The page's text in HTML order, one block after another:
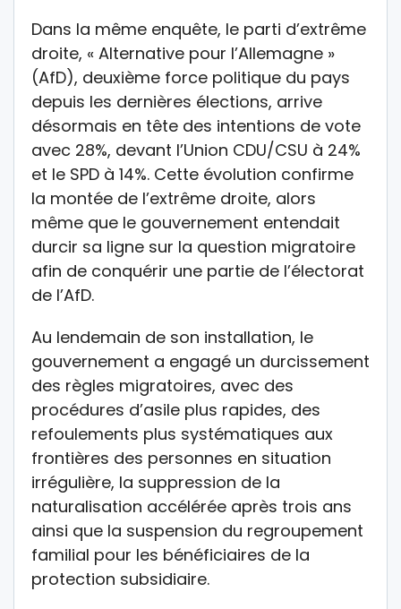
Dans la même enquête, le parti d’extrême
droite, « Alternative pour l’Allemagne »
(AfD), deuxième force politique du pays
depuis les dernières élections, arrive
désormais en tête des intentions de vote
avec 28%, devant l’Union CDU/CSU à 24%
et le SPD à 14%. Cette évolution confirme
la montée de l’extrême droite, alors
même que le gouvernement entendait
durcir sa ligne sur la question migratoire
afin de conquérir une partie de l’électorat
de l’AfD.
Au lendemain de son installation, le
gouvernement a engagé un durcissement
des règles migratoires, avec des
procédures d’asile plus rapides, des
refoulements plus systématiques aux
frontières des personnes en situation
irrégulière, la suppression de la
naturalisation accélérée après trois ans
ainsi que la suspension du regroupement
familial pour les bénéficiaires de la
protection subsidiaire.